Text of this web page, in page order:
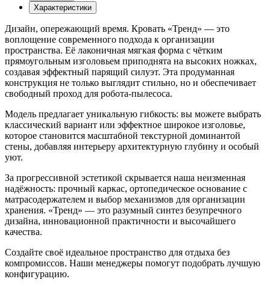
Характеристики
Дизайн, опережающий время. Кровать «Тренд» — это
воплощение современного подхода к организации
пространства. Её лаконичная мягкая форма с чётким
прямоугольным изголовьем приподнята на высоких ножках,
создавая эффектный парящий силуэт. Эта продуманная
конструкция не только выглядит стильно, но и обеспечивает
свободный проход для робота-пылесоса.
Модель предлагает уникальную гибкость: вы можете выбрать
классический вариант или эффектное широкое изголовье,
которое становится масштабной текстурной доминантой
стены, добавляя интерьеру архитектурную глубину и особый
уют.
За прогрессивной эстетикой скрывается наша неизменная
надёжность: прочный каркас, ортопедическое основание с
матрасодержателем и выбор механизмов для организации
хранения. «Тренд» — это разумный синтез безупречного
дизайна, инновационной практичности и высочайшего
качества.
Создайте своё идеальное пространство для отдыха без
компромиссов. Наши менеджеры помогут подобрать лучшую
конфигурацию.